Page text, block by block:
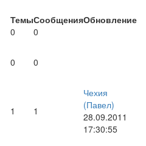
ТемыСообщенияОбновление
0
0
0 0
1 1
Чехия
(Павел)
28.09.2011
17:30:55